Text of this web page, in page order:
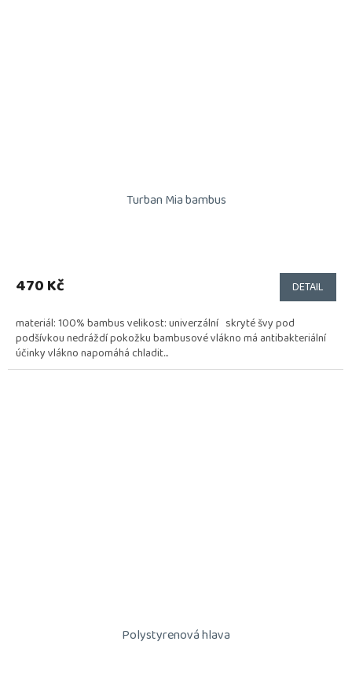
Turban Mia bambus
470 Kč DETAIL
materiál: 100% bambus velikost: univerzální skryté švy pod
podšívkou nedráždí pokožku bambusové vlákno má antibakteriální
účinky vlákno napomáhá chladit...
Polystyrenová hlava